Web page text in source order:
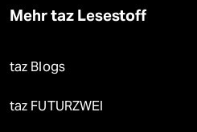
Mehr taz Lesestoff
taz Blogs
taz FUTURZWEI